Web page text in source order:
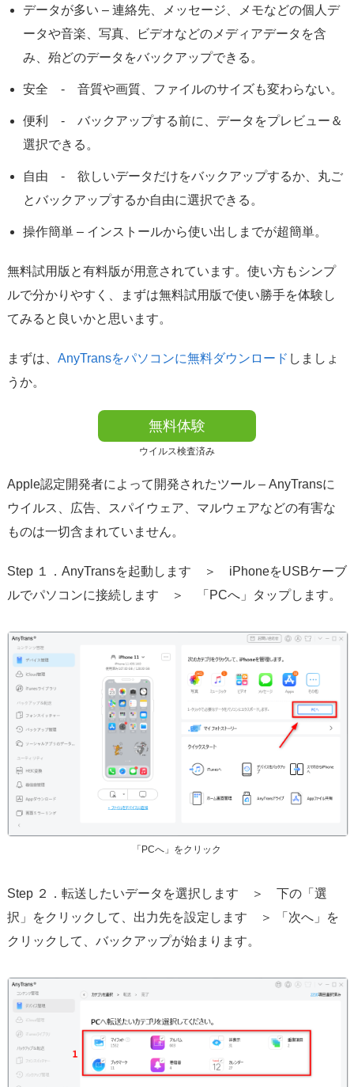
データが多い – 連絡先、メッセージ、メモなどの個人デ
ータや音楽、写真、ビデオなどのメディアデータを含
み、殆どのデータをバックアップできる。
安全 - 音質や画質、ファイルのサイズも変わらない。
便利 - バックアップする前に、データをプレビュー＆
選択できる。
自由 - 欲しいデータだけをバックアップするか、丸ご
とバックアップするか自由に選択できる。
操作簡単 – インストールから使い出しまでが超簡単。
無料試用版と有料版が用意されています。使い方もシンプ
ルで分かりやすく、まずは無料試用版で使い勝手を体験し
てみると良いかと思います。
まずは、 AnyTransをパソコンに無料ダウンロード しましょ
うか。
無料体験
ウイルス検査済み
Apple認定開発者によって開発されたツール – AnyTransに
ウイルス、広告、スパイウェア、マルウェアなどの有害な
ものは一切含まれていません。
Step １．AnyTransを起動します ＞ iPhoneをUSBケーブ
ルでパソコンに接続します ＞ 「PCへ」タップします。
「PCへ」をクリック
Step ２．転送したいデータを選択します ＞ 下の「選
択」をクリックして、出力先を設定します ＞ 「次へ」を
クリックして、バックアップが始まります。